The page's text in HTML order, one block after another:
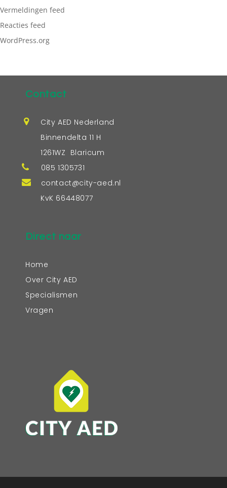
Vermeldingen feed
Reacties feed
WordPress.org
Contact
City AED Nederland
Binnendelta 11 H
1261WZ Blaricum
085 1305731
contact@city-aed.nl
KvK 66448077
Direct naar
Home
Over City AED
Specialismen
Vragen